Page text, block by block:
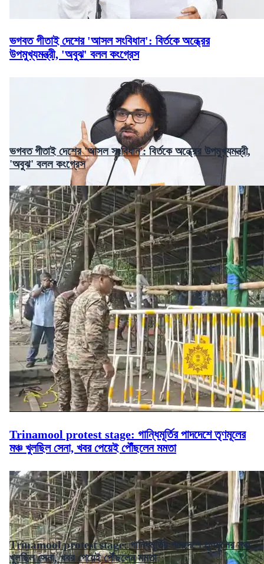
ভগবত গীতাই দেশের 'আসল সংবিধান': বির্তকে অন্ধ্রের
উপমুখ্যমন্ত্রী, 'অবুঝ' বলল কংগ্রেস
ভগবত গীতাই দেশের 'আসল সংবিধান': বির্তকে অন্ধ্রের উপমুখ্যমন্ত্রী,
'অবুঝ' বলল কংগ্রেস
Trinamool protest stage: গান্ধিমূর্তির পাদদেশে তৃণমূলের
মঞ্চ খুলছিল সেনা, খবর পেয়েই পৌঁছলেন মমতা
Trinamool protest stage: গান্ধিমূর্তির পাদদেশে তৃণমূলের মঞ্চ
খুলছিল সেনা, খবর পেয়েই পৌঁছলেন মমতা